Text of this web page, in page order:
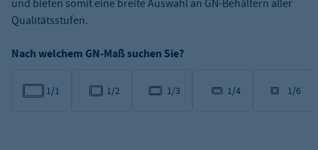
und bieten somit eine breite Auswahl an GN-Behältern aller
Qualitätsstufen.
Nach welchem GN-Maß suchen Sie?
1/1 1/2 1/3 1/4 1/6